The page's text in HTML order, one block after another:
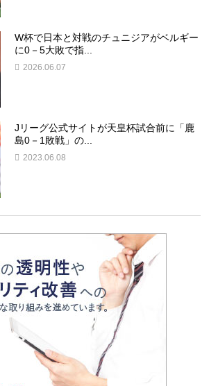
W杯で日本と対戦のチュニジアがベルギー
に0－5大敗で指...
2026.06.07
Jリーグ公式サイトが天皇杯試合前に「鹿
島0－1敗戦」の...
2023.06.08